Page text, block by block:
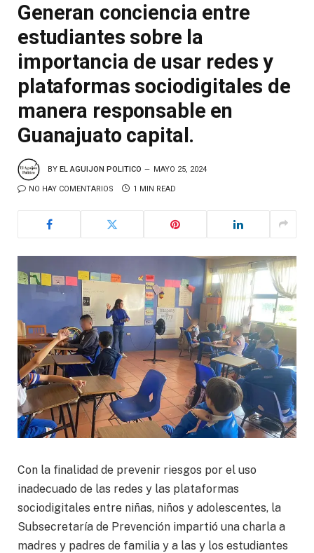
Generan conciencia entre
estudiantes sobre la
importancia de usar redes y
plataformas sociodigitales de
manera responsable en
Guanajuato capital.
BY EL AGUIJON POLITICO MAYO 25, 2024
NO HAY COMENTARIOS 1 MIN READ
Con la finalidad de prevenir riesgos por el uso
inadecuado de las redes y las plataformas
sociodigitales entre niñas, niños y adolescentes, la
Subsecretaría de Prevención impartió una charla a
madres y padres de familia y a las y los estudiantes